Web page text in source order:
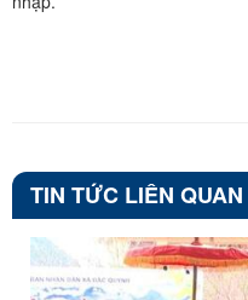
TIN TỨC LIÊN QUAN